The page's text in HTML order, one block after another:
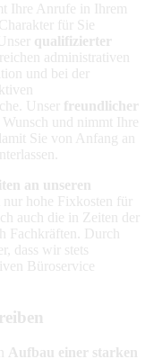
Ihre Anrufe in Ihrem
für Sie
qualifizierter
administrativen
und bei der
Unser
freundlicher
und nimmt Ihre
Sie von Anfang an
an unseren
nur hohe Fixkosten für
auch die in Zeiten der
Fachkräften. Durch
dass wir stets
Büroservice
Aufbau einer starken